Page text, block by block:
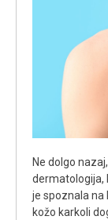
Ne dolgo
dermatologija,
je spoznala na
kožo karkoli